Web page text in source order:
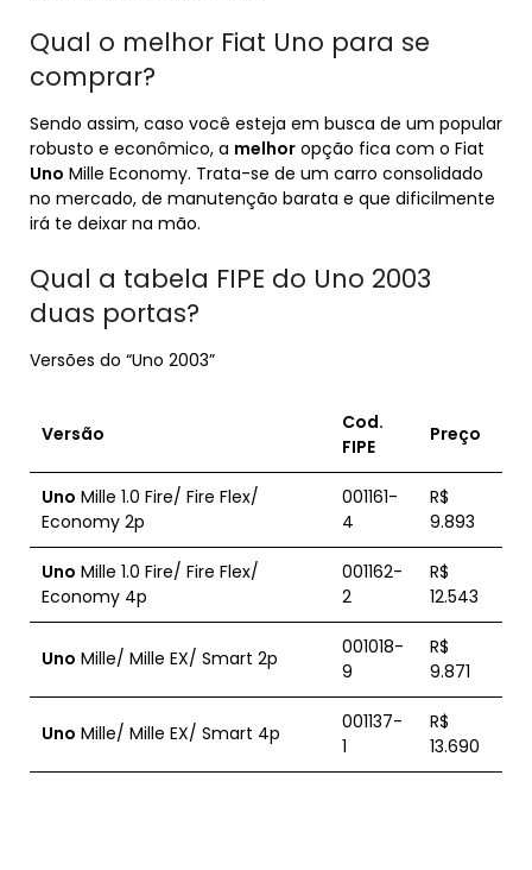
Qual o melhor Fiat Uno para se
comprar?
Sendo assim, caso você esteja em busca de um popular
robusto e econômico, a melhor opção fica com o Fiat
Uno Mille Economy. Trata-se de um carro consolidado
no mercado, de manutenção barata e que dificilmente
irá te deixar na mão.
Qual a tabela FIPE do Uno 2003
duas portas?
Versões do “Uno 2003”
Versão
Cod.
FIPE
Preço
Uno Mille 1.0 Fire/ Fire Flex/
Economy 2p
001161-
4
R$
9.893
Uno Mille 1.0 Fire/ Fire Flex/
Economy 4p
001162-
2
R$
12.543
Uno Mille/ Mille EX/ Smart 2p
001018-
9
R$
9.871
Uno Mille/ Mille EX/ Smart 4p
001137-
1
R$
13.690